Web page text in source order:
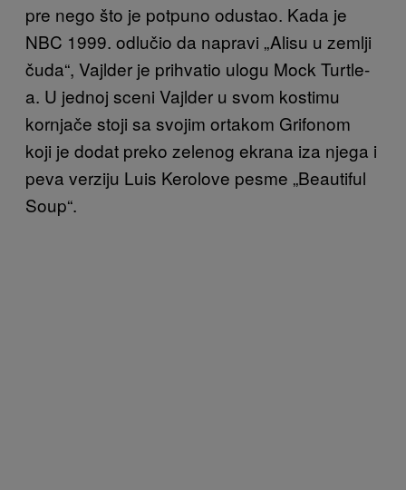
pre nego što je potpuno odustao. Kada je
NBC 1999. odlučio da napravi „Alisu u zemlji
čuda“, Vajlder je prihvatio ulogu Mock Turtle-
a. U jednoj sceni Vajlder u svom kostimu
kornjače stoji sa svojim ortakom Grifonom
koji je dodat preko zelenog ekrana iza njega i
peva verziju Luis Kerolove pesme „Beautiful
Soup“.